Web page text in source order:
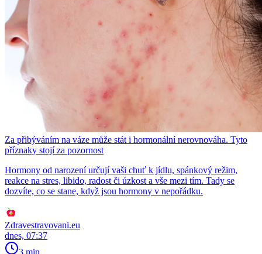
Za přibýváním na váze může stát i hormonální nerovnováha. Tyto
příznaky stojí za pozornost
Hormony od narození určují vaši chuť k jídlu, spánkový režim,
reakce na stres, libido, radost či úzkost a vše mezi tím. Tady se
dozvíte, co se stane, když jsou hormony v nepořádku.
Zdravestravovani.eu
dnes, 07:37
3 min